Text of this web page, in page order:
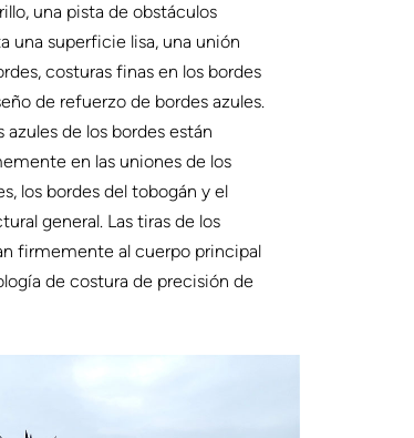
una pista de obstáculos
una superficie lisa, una unión
costuras finas en los bordes
de refuerzo de bordes azules.
azules de los bordes están
en las uniones de los
los bordes del tobogán y el
general. Las tiras de los
firmemente al cuerpo principal
de costura de precisión de